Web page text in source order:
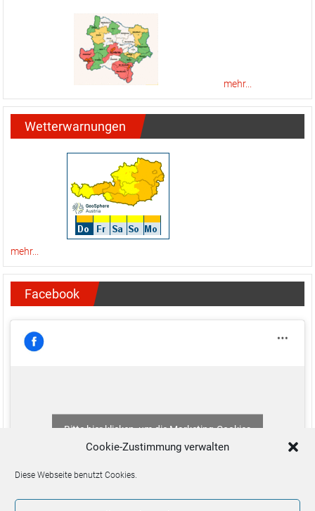
Cookie-Zustimmung verwalten
Diese Webseite benutzt Cookies.
mehr...
Wetterwarnungen
mehr...
Facebook
Bitte hier klicken, um die Marketing-Cookies
zu akzeptieren und diesen Inhalt zu aktivieren